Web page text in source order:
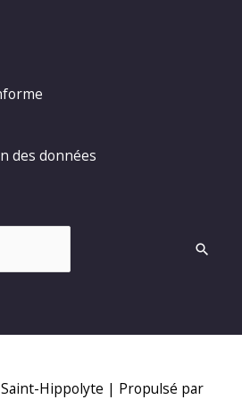
des données
Saint-Hippolyte | Propulsé par